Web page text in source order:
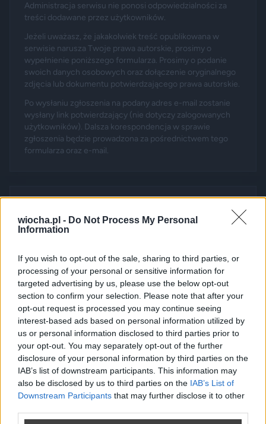
wiocha.pl - Do Not Process My Personal
Information
If you wish to opt-out of the sale, sharing to third parties, or
processing of your personal or sensitive information for
targeted advertising by us, please use the below opt-out
section to confirm your selection. Please note that after your
opt-out request is processed you may continue seeing
interest-based ads based on personal information utilized by
us or personal information disclosed to third parties prior to
your opt-out. You may separately opt-out of the further
disclosure of your personal information by third parties on the
IAB’s list of downstream participants. This information may
also be disclosed by us to third parties on the IAB’s List of
Downstream Participants that may further disclose it to other
Administracja serwisu nie ponosi odpowiedzialności za
treści dodawane przez użytkowników.
Jeżeli uważasz, że jakakolwiek treść opublikowana w
serwisie narusza Twoje prawa autorskie, prosimy o
wypełnienie poniższego formularza. Prosimy o podanie
swoich danych osobowych oraz dołączenie oryginalnego
zdjęcia lub dokumentu potwierdzającego prawa autorskie.
Po wysłaniu zgłoszenia na podany adres e-mail zostanie
wysłany link potwierdzający (nie dotyczy zalogowanych
użytkowników). Dalsza korespondencja w sprawie
zgłoszenia będzie prowadzona za pośrednictwem tego
formularza oraz e-mail.
ID: 1867420 | Opublikowany: 2026-
06-21 21:00
Wypełnij zgłoszenie:
Adres e-mail *